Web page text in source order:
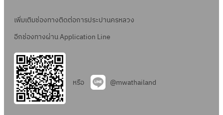
เพิ่มเติมช่องทางติดต่อการประปานครหลวง
อีกช่องทางผ่าน Application Line
หรือ @mwathailand